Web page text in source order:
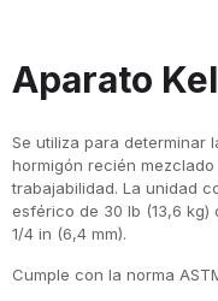
Aparato
Se utiliza para determinar
hormigón recién
trabajabilidad. La unidad
esférico de 30 lb (13,6
1/4 in (6,4 mm).
Cumple con la norma